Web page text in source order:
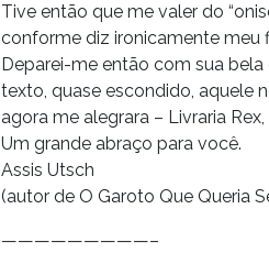
Tive então que me valer do
conforme diz ironicamente meu
Deparei-me então com sua
texto, quase escondido, aquele
agora me alegrara – Livraria Rex,
Um grande abraço para você.
Assis Utsch
(autor de O Garoto Que Queria
—————————–